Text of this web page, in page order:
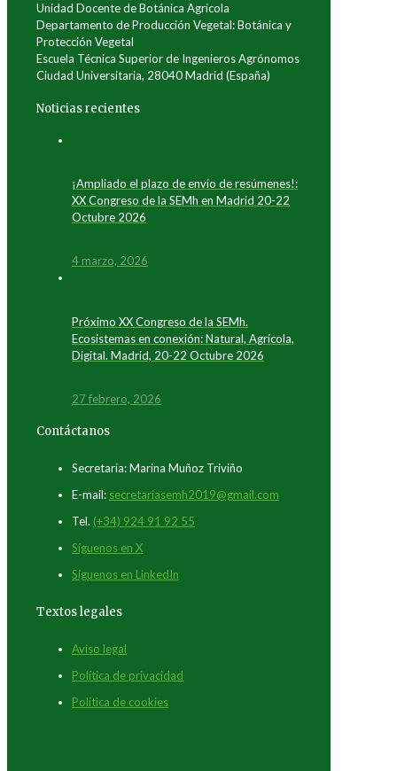
Unidad Docente de Botánica Agrícola
Departamento de Producción Vegetal: Botánica y
Protección Vegetal
Escuela Técnica Superior de Ingenieros Agrónomos
Ciudad Universitaria, 28040 Madrid (España)
Noticias recientes
¡Ampliado el plazo de envío de resúmenes!:
XX Congreso de la SEMh en Madrid 20-22
Octubre 2026
4 marzo, 2026
Próximo XX Congreso de la SEMh.
Ecosistemas en conexión: Natural, Agrícola,
Digital. Madrid, 20-22 Octubre 2026
27 febrero, 2026
Contáctanos
Secretaría: Marina Muñoz Triviño
E-mail: secretariasemh2019@gmail.com
Tel. (+34) 924 91 92 55
Síguenos en X
Síguenos en LinkedIn
Textos legales
Aviso legal
Política de privacidad
Política de cookies